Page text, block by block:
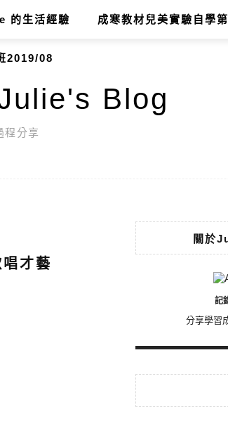
的生活經驗 成寒教材兒美實驗自學
2019/08
Blog
程分享
才藝
關於
記
分享學習